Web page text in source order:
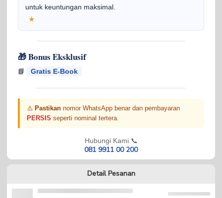
untuk keuntungan maksimal.
★
🎁 Bonus Eksklusif
📘 Gratis E-Book
⚠️ Pastikan nomor WhatsApp benar dan pembayaran
PERSIS seperti nominal tertera.
Hubungi Kami 📞
081 9911 00 200
Detail Pesanan